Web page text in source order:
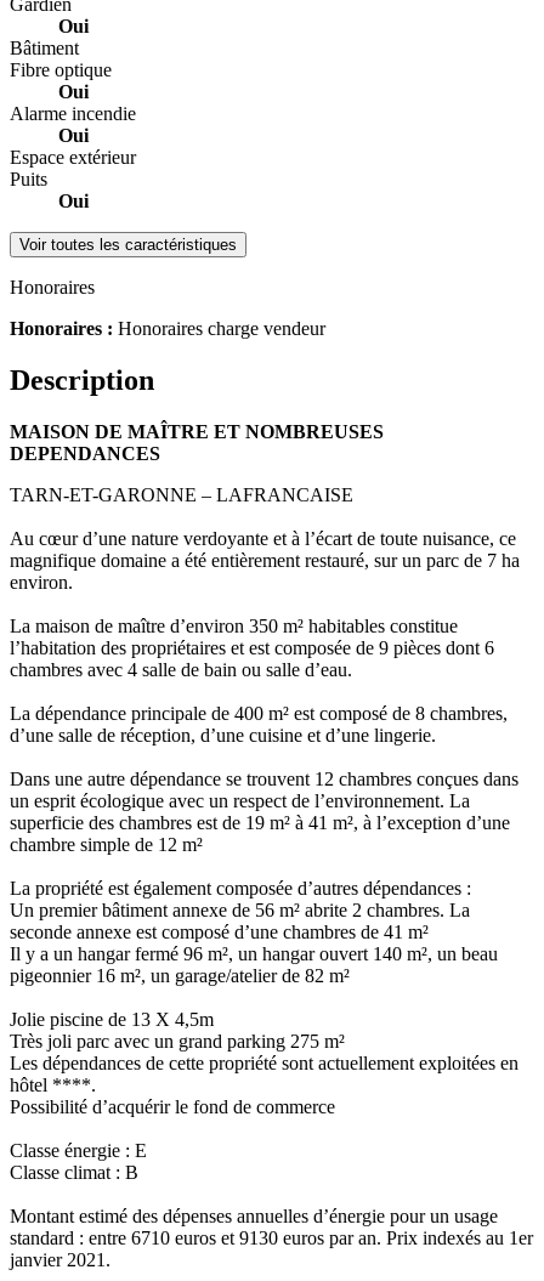
Gardien
Oui
Bâtiment
Fibre optique
Oui
Alarme incendie
Oui
Espace extérieur
Puits
Oui
Voir toutes les caractéristiques
Honoraires
Honoraires : Honoraires charge vendeur
Description
MAISON DE MAÎTRE ET NOMBREUSES
DEPENDANCES
TARN-ET-GARONNE – LAFRANCAISE
Au cœur d’une nature verdoyante et à l’écart de toute nuisance, ce
magnifique domaine a été entièrement restauré, sur un parc de 7 ha
environ.
La maison de maître d’environ 350 m² habitables constitue
l’habitation des propriétaires et est composée de 9 pièces dont 6
chambres avec 4 salle de bain ou salle d’eau.
La dépendance principale de 400 m² est composé de 8 chambres,
d’une salle de réception, d’une cuisine et d’une lingerie.
Dans une autre dépendance se trouvent 12 chambres conçues dans
un esprit écologique avec un respect de l’environnement. La
superficie des chambres est de 19 m² à 41 m², à l’exception d’une
chambre simple de 12 m²
La propriété est également composée d’autres dépendances :
Un premier bâtiment annexe de 56 m² abrite 2 chambres. La
seconde annexe est composé d’une chambres de 41 m²
Il y a un hangar fermé 96 m², un hangar ouvert 140 m², un beau
pigeonnier 16 m², un garage/atelier de 82 m²
Jolie piscine de 13 X 4,5m
Très joli parc avec un grand parking 275 m²
Les dépendances de cette propriété sont actuellement exploitées en
hôtel ****.
Possibilité d’acquérir le fond de commerce
Classe énergie : E
Classe climat : B
Montant estimé des dépenses annuelles d’énergie pour un usage
standard : entre 6710 euros et 9130 euros par an. Prix indexés au 1er
janvier 2021.